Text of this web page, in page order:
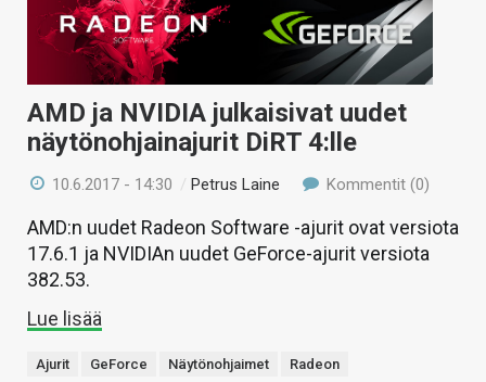
AMD ja NVIDIA julkaisivat uudet
näytönohjainajurit DiRT 4:lle
10.6.2017 - 14:30 /Petrus Laine Kommentit (0)
AMD:n uudet Radeon Software -ajurit ovat versiota
17.6.1 ja NVIDIAn uudet GeForce-ajurit versiota
382.53.
Lue lisää
Ajurit GeForce Näytönohjaimet Radeon